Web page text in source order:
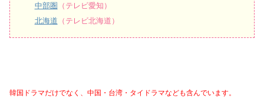
中部圏 （テレビ愛知）
北海道 （テレビ北海道）
韓国ドラマだけでなく、中国・台湾・タイドラマなども含んでいます。